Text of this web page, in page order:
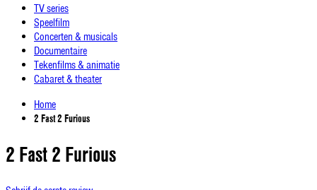
TV series
Speelfilm
Concerten & musicals
Documentaire
Tekenfilms & animatie
Cabaret & theater
Home
2 Fast 2 Furious
2 Fast 2 Furious